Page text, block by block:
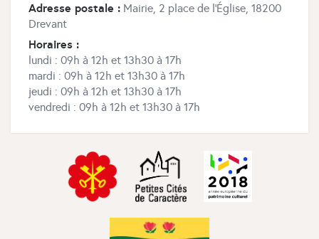
Adresse postale : Mairie, 2 place de l’Église, 18200
Drevant
Horaires :
lundi : 09h à 12h et 13h30 à 17h
mardi : 09h à 12h et 13h30 à 17h
jeudi : 09h à 12h et 13h30 à 17h
vendredi : 09h à 12h et 13h30 à 17h